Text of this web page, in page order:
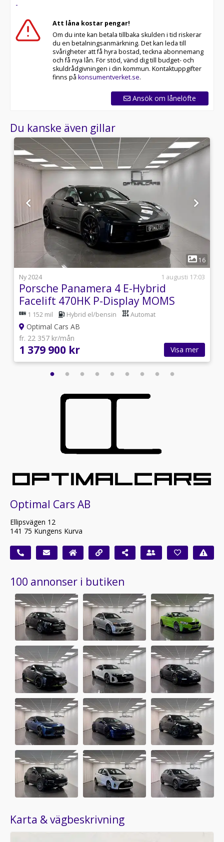
-
Att låna kostar pengar!
Om du inte kan betala tillbaka skulden i tid riskerar
du en betalningsanmärkning. Det kan leda till
svårigheter att få hyra bostad, teckna abonnemang
och få nya lån. För stöd, vänd dig till budget- och
skuldrådgivningen i din kommun. Kontaktuppgifter
finns på konsumentverket.se.
Ansök om lånelöfte
Du kanske även gillar
1
16
Ny 2024
1 augusti 17:03
Porsche Panamera 4 E-Hybrid
Facelift 470HK P-Display MOMS
1 152 mil Hybrid el/bensin Automat
Optimal Cars AB
fr. 22 357 kr/mån
1 379 900 kr Visa mer
Optimal Cars AB
Ellipsvägen 12
141 75 Kungens Kurva
100 annonser i butiken
Karta & vägbeskrivning